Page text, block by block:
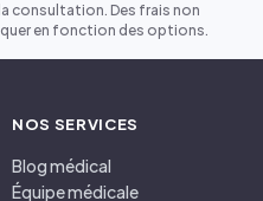
consultation. Des frais non
en fonction des options.
NOS SERVICES
Blog médical
Équipe médicale